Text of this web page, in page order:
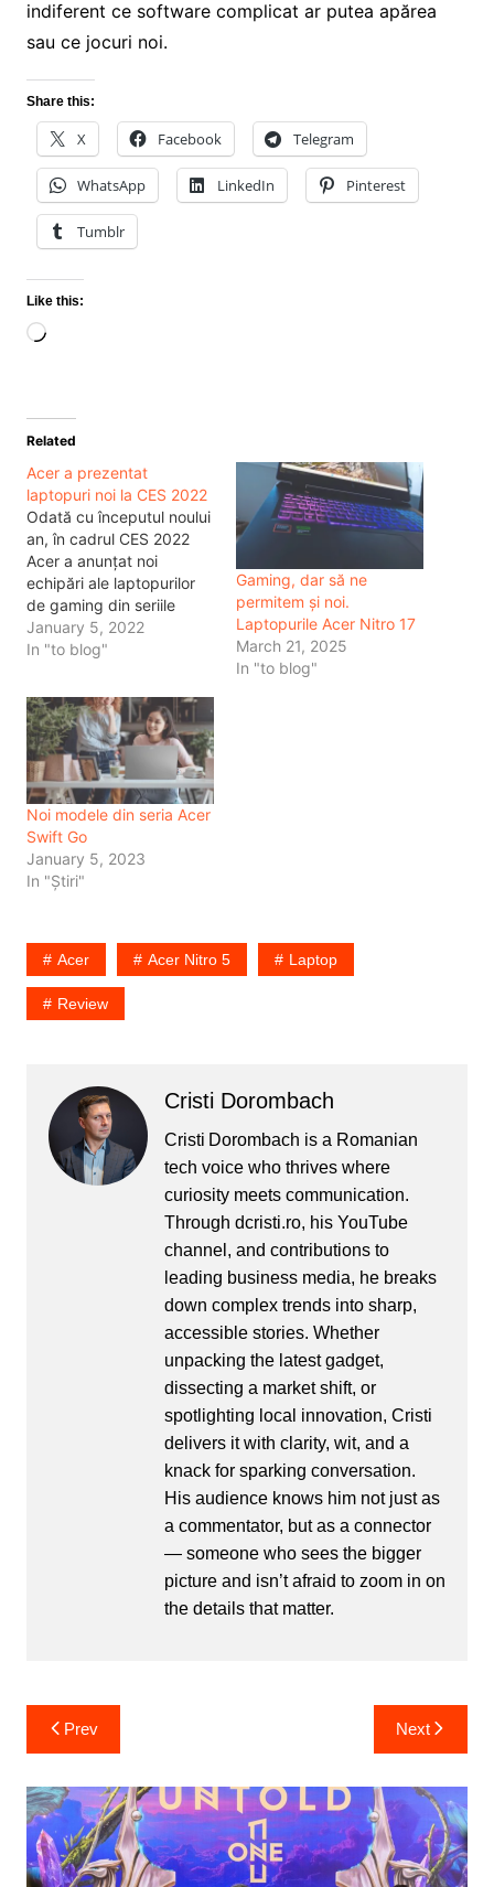
indiferent ce software complicat ar putea apărea
sau ce jocuri noi.
Share this:
X Facebook Telegram
WhatsApp LinkedIn Pinterest
Tumblr
Like this:
Loading…
Related
Acer a prezentat
laptopuri noi la CES 2022
Odată cu începutul noului
an, în cadrul CES 2022
Acer a anunțat noi
echipări ale laptopurilor
de gaming din seriile
Predator și Nitro, mai
exact noi modele
Predator Helios 300 și
Acer Nitro 5. Toate
laptopurile dispun de cele
mai recente procesoare
Intel® Core™ din a…
January 5, 2022
In "to blog"
Gaming, dar să ne
permitem și noi.
Laptopurile Acer Nitro 17
March 21, 2025
In "to blog"
Noi modele din seria Acer
Swift Go
January 5, 2023
In "Știri"
Acer Acer Nitro 5 Laptop
Review
Cristi Dorombach
Cristi Dorombach is a Romanian
tech voice who thrives where
curiosity meets communication.
Through dcristi.ro, his YouTube
channel, and contributions to
leading business media, he breaks
down complex trends into sharp,
accessible stories. Whether
unpacking the latest gadget,
dissecting a market shift, or
spotlighting local innovation, Cristi
delivers it with clarity, wit, and a
knack for sparking conversation.
His audience knows him not just as
a commentator, but as a connector
— someone who sees the bigger
picture and isn’t afraid to zoom in on
the details that matter.
Post
navigation
Prev Next